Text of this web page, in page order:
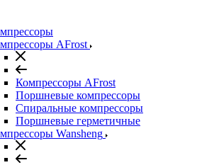
AFrost
Компрессоры AFrost
Поршневые компрессоры
Спиральные компрессоры
Поршневые герметичные
Wansheng